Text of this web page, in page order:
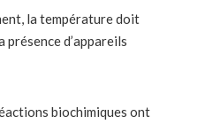
la température doit
d’appareils
biochimiques ont